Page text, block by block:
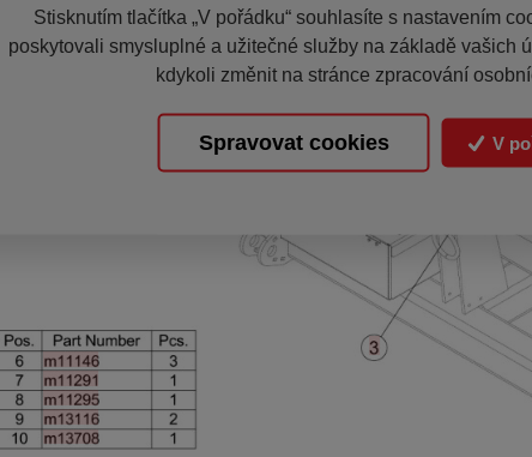
Stisknutím tlačítka „V pořádku“ souhlasíte s nastavením
poskytovali smysluplné a užitečné služby na základě vašich
kdykoli změnit na stránce zpracování
Spravovat cookies V